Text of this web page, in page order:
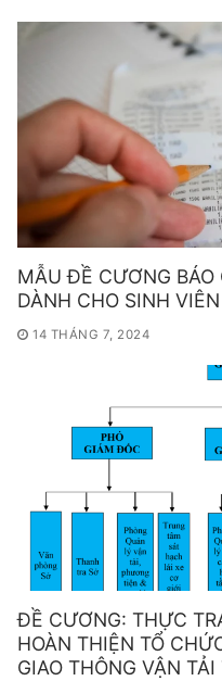
MẪU ĐỀ CƯƠNG BÁO
DÀNH CHO SINH
14 THÁNG 7, 2024
ĐỀ CƯƠNG: THỰC
HOÀN THIỆN TỔ
GIAO THÔNG VẬN